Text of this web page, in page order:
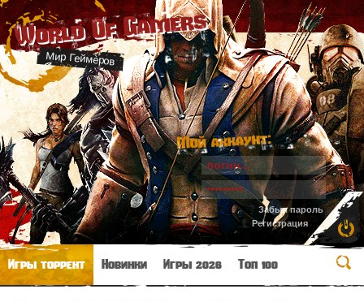
World Of Gamers
Мир Геймеров
Мой аккаунт:
Забыл пароль
Регистрация
Игры торрент Новинки Игры 2026 Топ 100